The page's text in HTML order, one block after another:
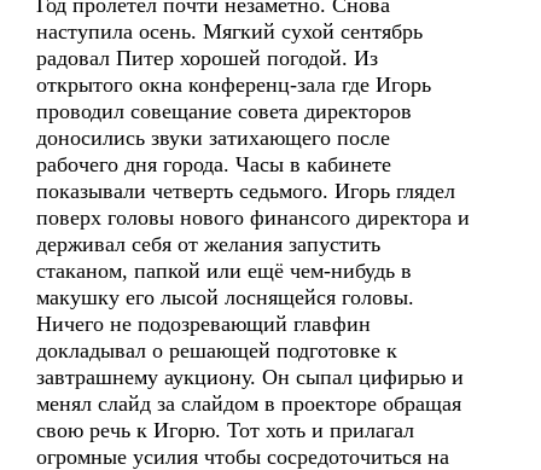
Год пролетел почти незаметно. Снова
наступила осень. Мягкий сухой сентябрь
радовал Питер хорошей погодой. Из
открытого окна конференц-зала где Игорь
проводил совещание совета директоров
доносились звуки затихающего после
рабочего дня города. Часы в кабинете
показывали четверть седьмого. Игорь глядел
поверх головы нового финансого директора и
держивал себя от желания запустить
стаканом, папкой или ещё чем-нибудь в
макушку его лысой лоснящейся головы.
Ничего не подозревающий главфин
докладывал о решающей подготовке к
завтрашнему аукциону. Он сыпал цифирью и
менял слайд за слайдом в проекторе обращая
свою речь к Игорю. Тот хоть и прилагал
огромные усилия чтобы сосредоточиться на